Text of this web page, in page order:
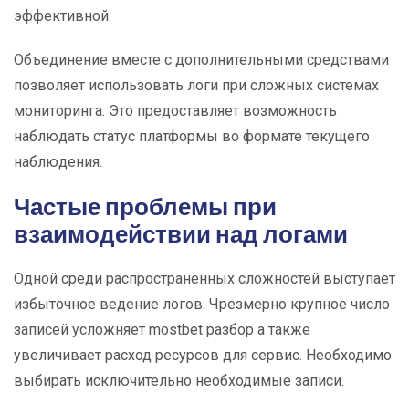
эффективной.
Объединение вместе с дополнительными средствами
позволяет использовать логи при сложных системах
мониторинга. Это предоставляет возможность
наблюдать статус платформы во формате текущего
наблюдения.
Частые проблемы при
взаимодействии над логами
Одной среди распространенных сложностей выступает
избыточное ведение логов. Чрезмерно крупное число
записей усложняет mostbet разбор а также
увеличивает расход ресурсов для сервис. Необходимо
выбирать исключительно необходимые записи.